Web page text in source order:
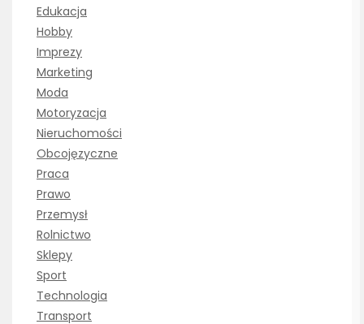
Edukacja
Hobby
Imprezy
Marketing
Moda
Motoryzacja
Nieruchomości
Obcojęzyczne
Praca
Prawo
Przemysł
Rolnictwo
Sklepy
Sport
Technologia
Transport